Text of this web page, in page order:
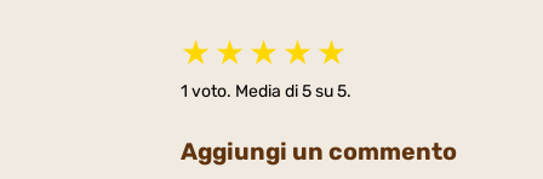
★ ★ ★ ★ ★
1 voto. Media di5su 5.
Aggiungi un commento